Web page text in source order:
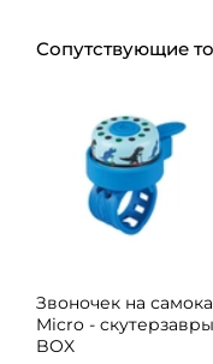
Сопутствующие
Звоночек на
Micro - cкутерзавры
BOX